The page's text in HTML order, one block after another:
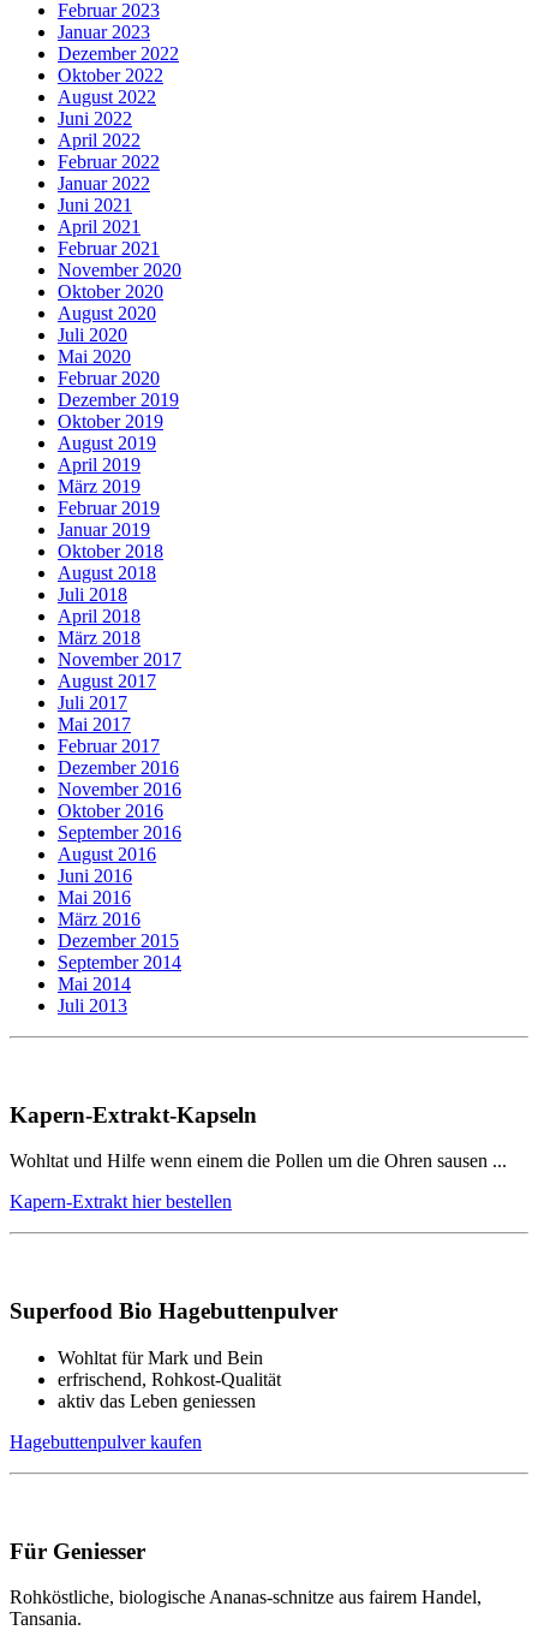
Februar 2023
Januar 2023
Dezember 2022
Oktober 2022
August 2022
Juni 2022
April 2022
Februar 2022
Januar 2022
Juni 2021
April 2021
Februar 2021
November 2020
Oktober 2020
August 2020
Juli 2020
Mai 2020
Februar 2020
Dezember 2019
Oktober 2019
August 2019
April 2019
März 2019
Februar 2019
Januar 2019
Oktober 2018
August 2018
Juli 2018
April 2018
März 2018
November 2017
August 2017
Juli 2017
Mai 2017
Februar 2017
Dezember 2016
November 2016
Oktober 2016
September 2016
August 2016
Juni 2016
Mai 2016
März 2016
Dezember 2015
September 2014
Mai 2014
Juli 2013
Kapern-Extrakt-Kapseln
Wohltat und Hilfe wenn einem die Pollen um die Ohren sausen ...
Kapern-Extrakt hier bestellen
Superfood Bio Hagebuttenpulver
Wohltat für Mark und Bein
erfrischend, Rohkost-Qualität
aktiv das Leben geniessen
Hagebuttenpulver kaufen
Für Geniesser
Rohköstliche, biologische Ananas-schnitze aus fairem Handel,
Tansania.